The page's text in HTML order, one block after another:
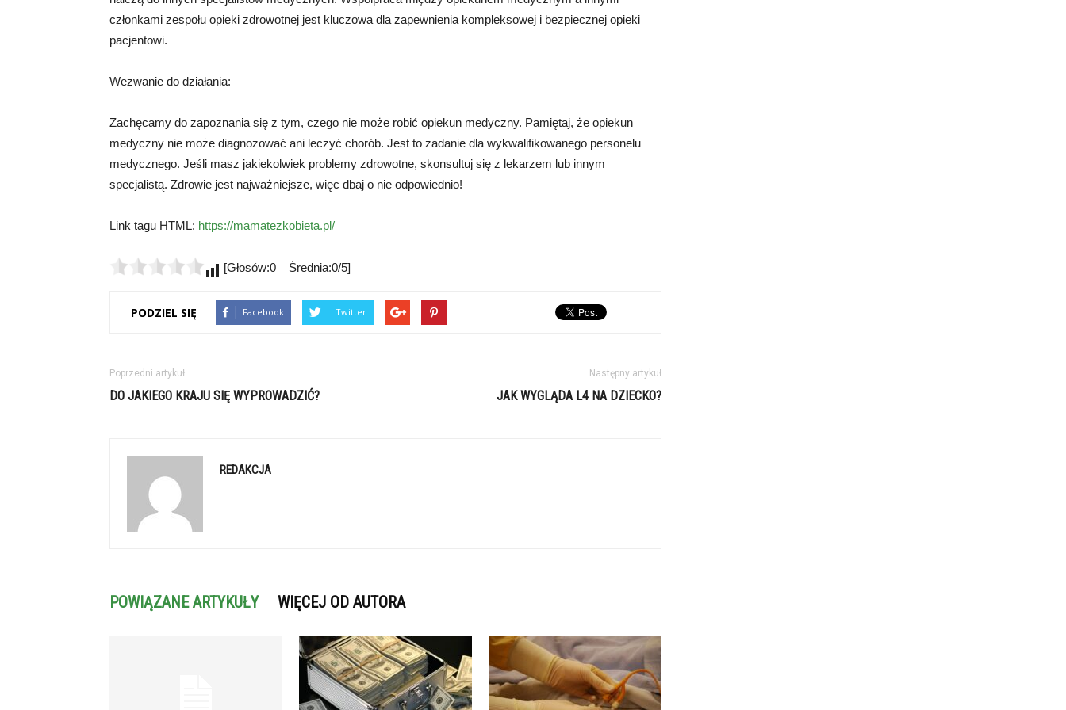
członkami zespołu opieki zdrowotnej jest kluczowa dla zapewnienia kompleksowej i bezpiecznej opieki
pacjentowi.
Wezwanie do działania:
Zachęcamy do zapoznania się z tym, czego nie może robić opiekun medyczny. Pamiętaj, że opiekun
medyczny nie może diagnozować ani leczyć chorób. Jest to zadanie dla wykwalifikowanego personelu
medycznego. Jeśli masz jakiekolwiek problemy zdrowotne, skonsultuj się z lekarzem lub innym
specjalistą. Zdrowie jest najważniejsze, więc dbaj o nie odpowiednio!
Link tagu HTML: https://mamatezkobieta.pl/
[Głosów:0 Średnia:0/5]
PODZIEL SIĘ Facebook Twitter
Poprzedni artykuł
DO JAKIEGO KRAJU SIĘ WYPROWADZIĆ?
Następny artykuł
JAK WYGLĄDA L4 NA DZIECKO?
REDAKCJA
POWIĄZANE ARTYKUŁY WIĘCEJ OD AUTORA